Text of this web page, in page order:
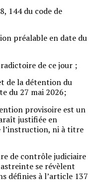
, 144du code de
préalable en date du
de cejour ;
dela détention du
du 27 mai 2026;
provisoire est un
justifiée en
l’instruction, ni àtitre
de contrôlejudiciaire
astreinte se révèlent
définies àl’article 137